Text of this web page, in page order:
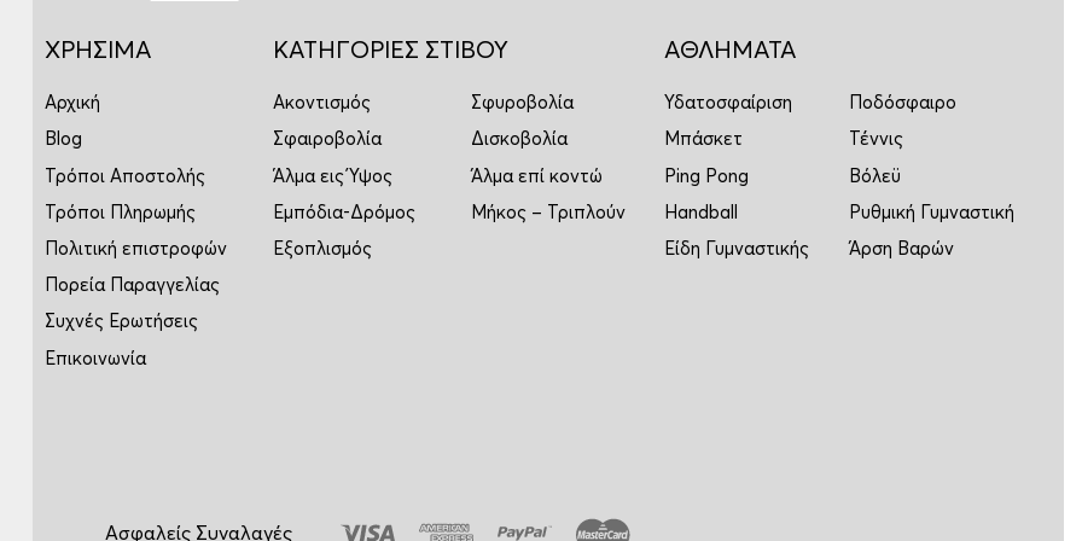
ΧΡΗΣΙΜΑ
Αρχική
Blog
Τρόποι Αποστολής
Τρόποι Πληρωμής
Πολιτική επιστροφών
Πορεία Παραγγελίας
Συχνές Ερωτήσεις
Επικοινωνία
ΚΑΤΗΓΟΡΙΕΣ ΣΤΙΒΟΥ
Ακοντισμός
Σφυροβολία
Σφαιροβολία
Δισκοβολία
Άλμα εις Ύψος
Άλμα επί κοντώ
Εμπόδια-Δρόμος
Μήκος – Τριπλούν
Εξοπλισμός
ΑΘΛΗΜΑΤΑ
Υδατοσφαίριση
Ποδόσφαιρο
Μπάσκετ
Τέννις
Ping Pong
Βόλεϋ
Handball
Ρυθμική Γυμναστική
Είδη Γυμναστικής
Άρση Βαρών
Ασφαλείς Συναλαγές